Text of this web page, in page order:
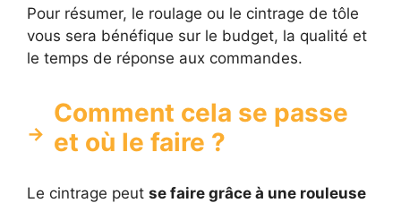
Pour résumer, le roulage ou le cintrage de tôle
vous sera bénéfique sur le budget, la qualité et
le temps de réponse aux commandes.
Comment cela se passe
et où le faire ?
Le cintrage peut se faire grâce à une rouleuse